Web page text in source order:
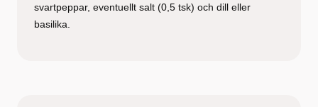
svartpeppar, eventuellt salt (0,5 tsk) och dill eller
basilika.